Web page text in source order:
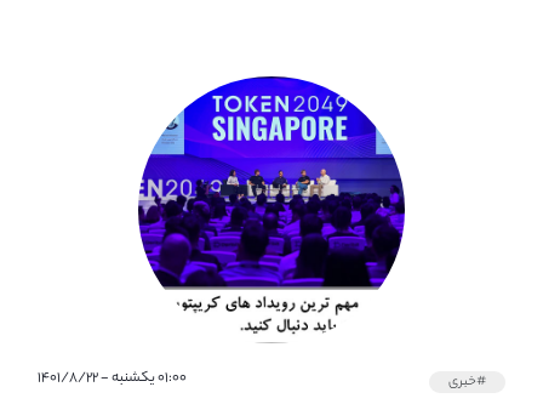
#خبری ۰۱:۰۰ یکشنبه - ۱۴۰۱/۸/۲۲